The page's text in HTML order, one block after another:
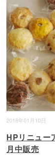
2018年01月10日
HPリニュー
月中販売